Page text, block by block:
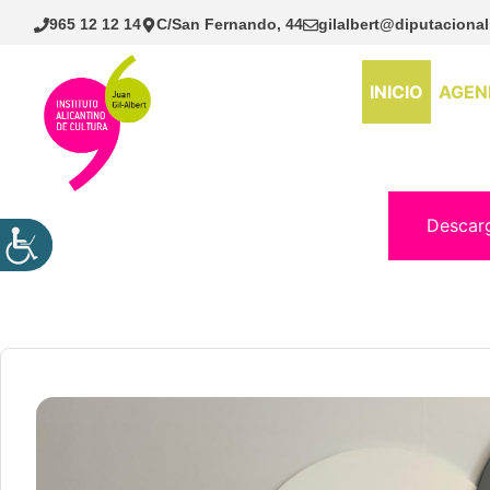
Saltar
965 12 12 14 C/San Fernando, 44
INICIO